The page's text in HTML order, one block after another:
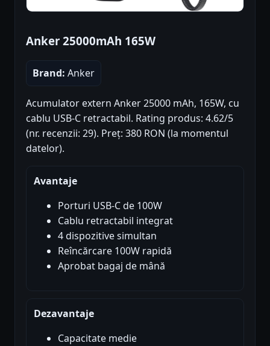
Anker 25000mAh 165W
Brand: Anker
Acumulator extern Anker 25000 mAh, 165W, cu
cablu USB-C retractabil. Rating produs: 4.62/5
(nr. recenzii: 29). Preț: 380 RON (la momentul
datelor).
Avantaje
Porturi USB-C de 100W
Cablu retractabil integrat
4 dispozitive simultan
Reîncărcare 100W rapidă
Aprobat bagaj de mână
Dezavantaje
Capacitate medie